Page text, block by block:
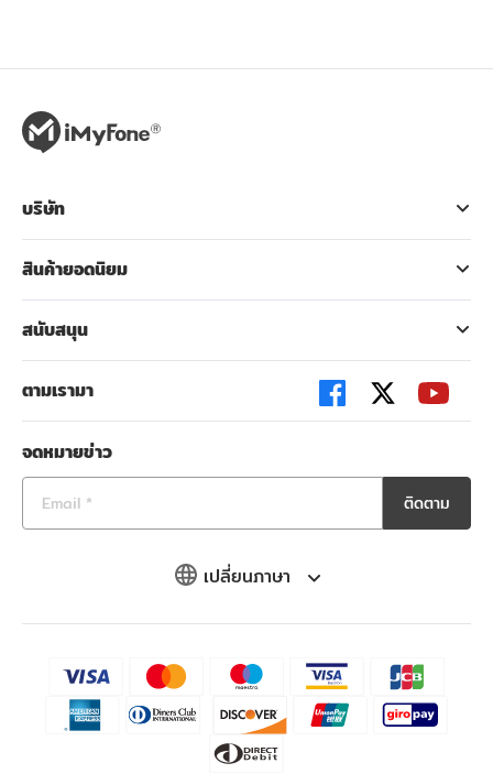
เปลี่ยนภาษา
บริษัท
สินค้ายอดนิยม
สนับสนุน
ตามเรามา
จดหมายข่าว
ติดตาม